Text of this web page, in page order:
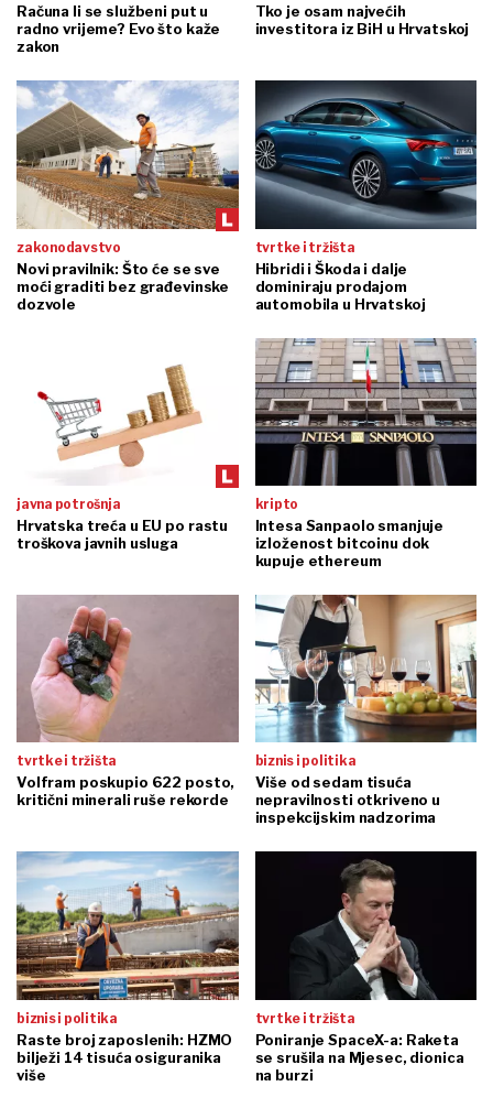
Računa li se službeni put u
radno vrijeme? Evo što kaže
zakon
Tko je osam najvećih
investitora iz BiH u Hrvatskoj
zakonodavstvo
Novi pravilnik: Što će se sve
moći graditi bez građevinske
dozvole
tvrtke i tržišta
Hibridi i Škoda i dalje
dominiraju prodajom
automobila u Hrvatskoj
javna potrošnja
Hrvatska treća u EU po rastu
troškova javnih usluga
kripto
Intesa Sanpaolo smanjuje
izloženost bitcoinu dok
kupuje ethereum
tvrtke i tržišta
Volfram poskupio 622 posto,
kritični minerali ruše rekorde
biznis i politika
Više od sedam tisuća
nepravilnosti otkriveno u
inspekcijskim nadzorima
biznis i politika
Raste broj zaposlenih: HZMO
bilježi 14 tisuća osiguranika
više
tvrtke i tržišta
Poniranje SpaceX-a: Raketa
se srušila na Mjesec, dionica
na burzi